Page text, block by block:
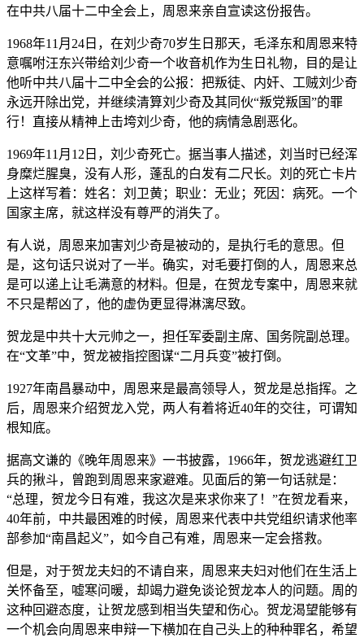
在中共八届十二中全会上，周恩来亲自宣读这份报告。
1968年11月24日，在刘少奇70岁生日那天，毛泽东和周恩来特
意嘱咐汪东兴带给刘少奇一个收音机作为生日礼物，目的是让
他听中共八届十二中全会的公报：把叛徒、内奸、工贼刘少奇
永远开除出党，并继续清算刘少奇及其同伙“叛党叛国”的罪
行！直接从精神上击垮刘少奇，他的病情急剧恶化。
1969年11月12日，刘少奇死亡。据当事人描述，刘当时已经浑
身糜烂腥臭，没有人形，蓬乱的白发有二尺长。刘的死亡卡片
上这样写着：姓名：刘卫黄；职业：无业；死因：病死。一个
国家主席，就这样没有尊严的消失了。
有人说，周恩来加害刘少奇是被动的，是执行毛的意思。但
是，这句话只说对了一半。确实，对毛要打倒的人，周恩来总
是可以递上让毛满意的材料。但是，在贺龙专案中，周恩来就
不只是帮凶了，他的虚伪更显得淋漓尽致。
贺龙是中共十大元帅之一，担任军委副主席、国务院副总理。
在“文革”中，贺龙被指控图谋“二月兵变”被打倒。
1927年南昌暴动中，周恩来是最高领导人，贺龙是总指挥。之
后，周恩来介绍贺龙入党，两人有着将近40年的交往，可谓知
根知底。
据高文谦的《晚年周恩来》一书披露，1966年，贺龙逃避红卫
兵的揪斗，曾跑到周恩来家避难。见面后的第一句话就是：
“总理，贺龙今日有难，我这次是来求你来了！”在贺龙看来，
40年前，中共最困难的时候，周恩来代表中共党组织请求他率
部参加“南昌起义”，如今自己有难，周恩来一定会搭救。
但是，对于贺龙夫妇的不请自来，周恩来夫妇对他们在生活上
关怀备至，嘘寒问暖，却竭力避免谈论贺龙本人的问题。周的
这种回避态度，让贺龙感到相当失望和伤心。贺龙渴望能够有
一个机会向周恩来申辩一下横加在自己头上的种种罪名，希望